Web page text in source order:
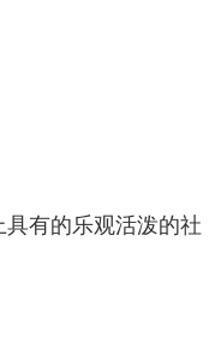
有的乐观活泼的社